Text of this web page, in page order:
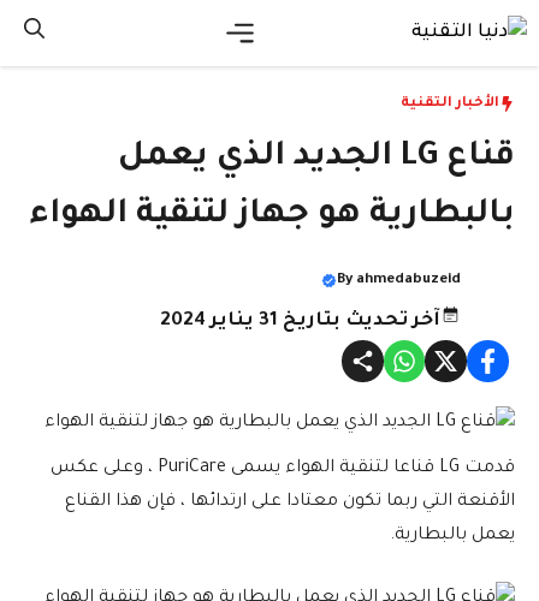
انتقل
الأخبار التقنية
قناع LG الجديد الذي يعمل
بالبطارية هو جهاز لتنقية الهواء
By ahmedabuzeid
آخر تحديث بتاريخ 31 يناير 2024
قدمت LG قناعا لتنقية الهواء يسمى PuriCare ، وعلى عكس
الأقنعة التي ربما تكون معتادا على ارتدائها ، فإن هذا القناع
يعمل بالبطارية.